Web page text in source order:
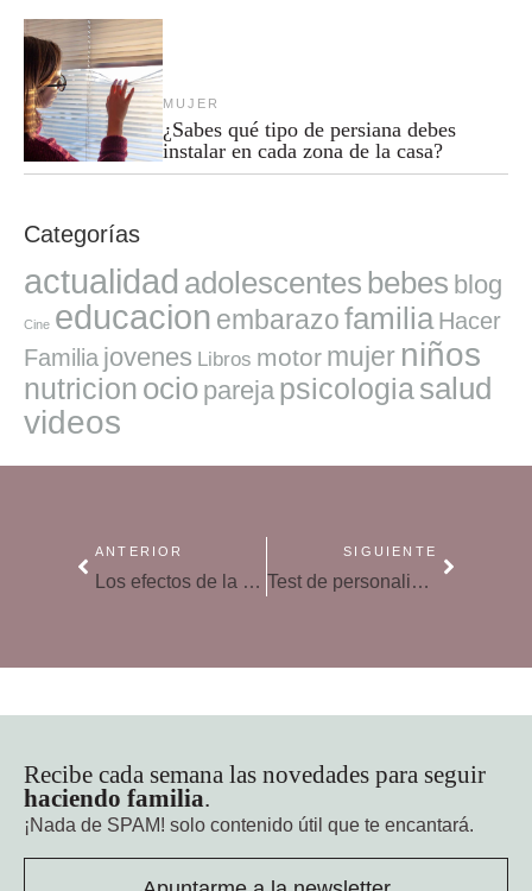
MUJER
¿Sabes qué tipo de persiana debes
instalar en cada zona de la casa?
Categorías
actualidad adolescentes bebes blog
Cine educacion embarazofamilia Hacer
Familia jovenes Libros motor mujer niños
nutricion ocio pareja psicologiasalud
videos
ANTERIOR
Los efectos de la menopausia en la piel
SIGUIENTE
Test de personalidad: ¿soportas los años que tienes?
Recibe cada semana las novedades para seguir
haciendo familia.
¡Nada de SPAM! solo contenido útil que te encantará.